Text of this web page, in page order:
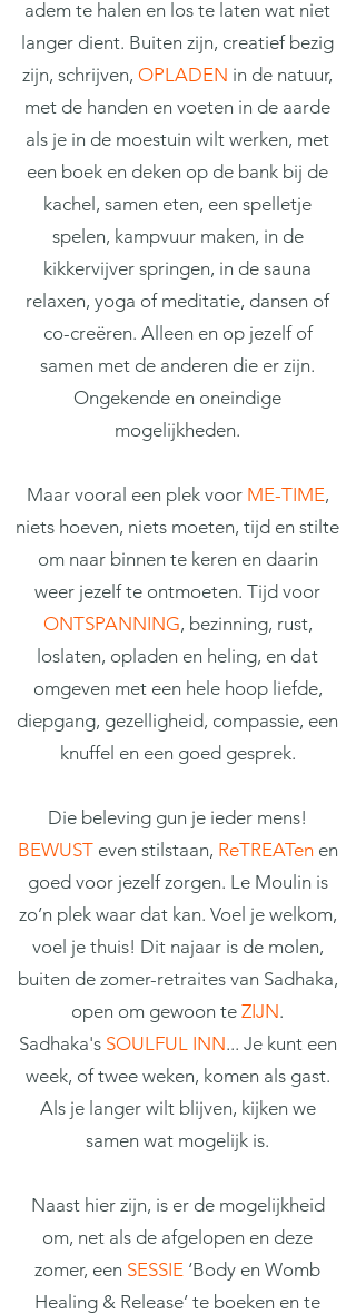
adem te halen en los te laten wat niet
langer dient. Buiten zijn, creatief bezig
zijn, schrijven, OPLADEN in de natuur,
met de handen en voeten in de aarde
als je in de moestuin wilt werken, met
een boek en deken op de bank bij de
kachel, samen eten, een spelletje
spelen, kampvuur maken, in de
kikkervijver springen, in de sauna
relaxen, yoga of meditatie, dansen of
co-creëren. Alleen en op jezelf of
samen met de anderen die er zijn.
Ongekende en oneindige
mogelijkheden.
Maar vooral een plek voor ME-TIME,
niets hoeven, niets moeten, tijd en stilte
om naar binnen te keren en daarin
weer jezelf te ontmoeten. Tijd voor
ONTSPANNING, bezinning, rust,
loslaten, opladen en heling, en dat
omgeven met een hele hoop liefde,
diepgang, gezelligheid, compassie, een
knuffel en een goed gesprek.
Die beleving gun je ieder mens!
BEWUSTeven stilstaan, ReTREATenen
goed voor jezelf zorgen. Le Moulin is
zo’n plek waar dat kan. Voel je welkom,
voel je thuis! Dit najaar is de molen,
buiten de zomer-retraites van Sadhaka,
open om gewoon te ZIJN.
Sadhaka's SOULFUL INN... Je kunt een
week, of twee weken, komen als gast.
Als je langer wilt blijven, kijken we
samen wat mogelijk is.
Naast hier zijn, is er de mogelijkheid
om, net als de afgelopen en deze
zomer, een SESSIE ‘Body en Womb
Healing & Release’ te boeken en te